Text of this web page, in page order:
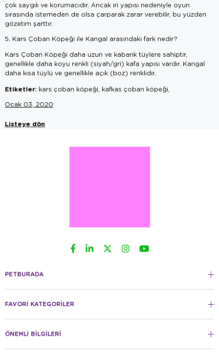
çok saygılı ve korumacıdır. Ancak iri yapısı nedeniyle oyun
sırasında istemeden de olsa çarparak zarar verebilir, bu yüzden
gözetim şarttır.
5. Kars Çoban Köpeği ile Kangal arasındaki fark nedir?
Kars Çoban Köpeği daha uzun ve kabarık tüylere sahiptir,
genellikle daha koyu renkli (siyah/gri) kafa yapısı vardır. Kangal
daha kısa tüylü ve genellikle açık (boz) renklidir.
Etiketler: kars çoban köpeği, kafkas çoban köpeği,
Ocak 03, 2020
Listeye dön
PETBURADA
FAVORİ KATEGORİLER
ÖNEMLİ BİLGİLERİ